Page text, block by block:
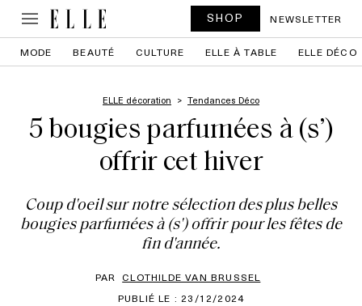
SHOP NEWSLETTER
MODE BEAUTÉ CULTURE ELLE À TABLE ELLE DÉCO
ELLE décoration Tendances Déco
5 bougies parfumées à (s’)
offrir cet hiver
Coup d'oeil sur notre sélection des plus belles
bougies parfumées à (s') offrir pour les fêtes de
fin d'année.
PAR CLOTHILDE VAN BRUSSEL
PUBLIÉ LE : 23/12/2024